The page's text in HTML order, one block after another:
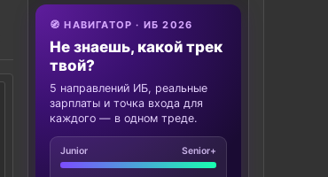
🧭 НАВИГАТОР · ИБ 2026
Не знаешь, какой трек
твой?
5 направлений ИБ, реальные
зарплаты и точка входа для
каждого — в одном треде.
Junior Senior+